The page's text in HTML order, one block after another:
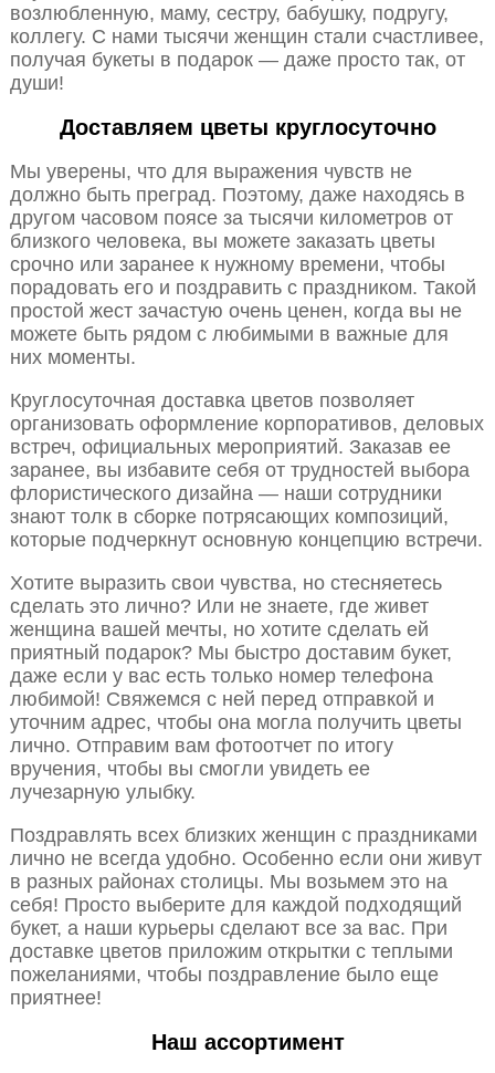
возлюбленную, маму, сестру, бабушку, подругу,
коллегу. С нами тысячи женщин стали счастливее,
получая букеты в подарок — даже просто так, от
души!
Доставляем цветы круглосуточно
Мы уверены, что для выражения чувств не
должно быть преград. Поэтому, даже находясь в
другом часовом поясе за тысячи километров от
близкого человека, вы можете заказать цветы
срочно или заранее к нужному времени, чтобы
порадовать его и поздравить с праздником. Такой
простой жест зачастую очень ценен, когда вы не
можете быть рядом с любимыми в важные для
них моменты.
Круглосуточная доставка цветов позволяет
организовать оформление корпоративов, деловых
встреч, официальных мероприятий. Заказав ее
заранее, вы избавите себя от трудностей выбора
флористического дизайна — наши сотрудники
знают толк в сборке потрясающих композиций,
которые подчеркнут основную концепцию встречи.
Хотите выразить свои чувства, но стесняетесь
сделать это лично? Или не знаете, где живет
женщина вашей мечты, но хотите сделать ей
приятный подарок? Мы быстро доставим букет,
даже если у вас есть только номер телефона
любимой! Свяжемся с ней перед отправкой и
уточним адрес, чтобы она могла получить цветы
лично. Отправим вам фотоотчет по итогу
вручения, чтобы вы смогли увидеть ее
лучезарную улыбку.
Поздравлять всех близких женщин с праздниками
лично не всегда удобно. Особенно если они живут
в разных районах столицы. Мы возьмем это на
себя! Просто выберите для каждой подходящий
букет, а наши курьеры сделают все за вас. При
доставке цветов приложим открытки с теплыми
пожеланиями, чтобы поздравление было еще
приятнее!
Наш ассортимент